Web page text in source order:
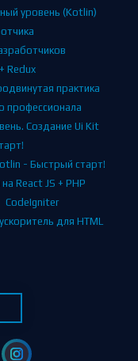
уровень (Kotlin)
Redux
практика
профессионала
Создание Ui Kit
- Быстрый старт!
React JS + PHP
CodeIgniter
для HTML